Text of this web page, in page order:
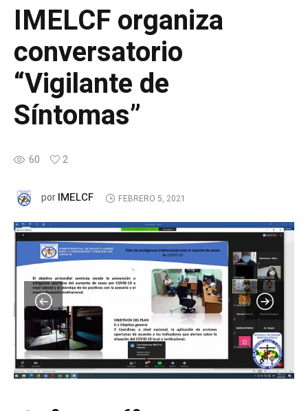
IMELCF organiza
conversatorio
“Vigilante de
Síntomas”
60 2
porIMELCF FEBRERO 5, 2021